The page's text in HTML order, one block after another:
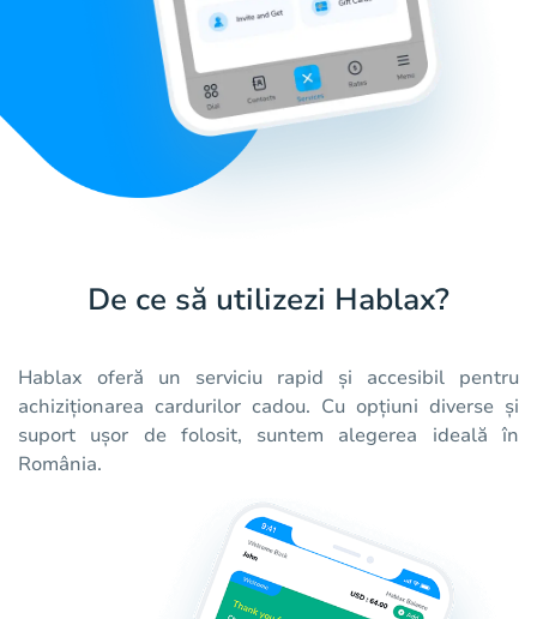
De ce să utilizezi Hablax?
Hablax oferă un serviciu rapid și accesibil pentru
achiziționarea cardurilor cadou. Cu opțiuni diverse și
suport ușor de folosit, suntem alegerea ideală în
România.